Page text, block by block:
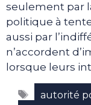
seulement par
politique à
aussi par
n’accordent
lorsque leurs
Étiquettes
autorité